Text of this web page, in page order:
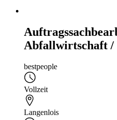
Abfallwirtschaft /
bestpeople
Vollzeit
Langenlois